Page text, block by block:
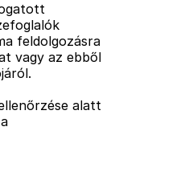
feldolgozásra
vagy az ebből
alatt